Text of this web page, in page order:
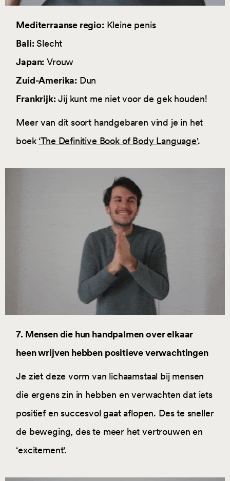
Mediterraanse regio:Kleine penis
Bali:Slecht
Japan: Vrouw
Zuid-Amerika: Dun
Frankrijk:Jij kunt me niet voor de gek houden!
Meer van dit soort handgebaren vind je in het
boek ‘The Definitive Book of Body Language'.
7. Mensen die hun handpalmen over elkaar
heen wrijven hebben positieve verwachtingen
Je ziet deze vorm van lichaamstaal bij mensen
die ergens zin in hebben en verwachten dat iets
positief en succesvol gaat aflopen. Des te sneller
de beweging, des te meer het vertrouwen en
‘excitement'.